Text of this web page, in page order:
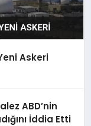
Askeri
ABD’nin
İddia Etti